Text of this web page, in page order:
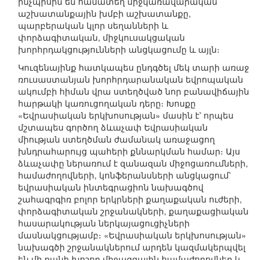
աշխատանքային խմբի աշխատանքը,
պարբերական կլոր սեղանների և
փորձագիտական, միջկուսակցական
խորհրդակցությունների անցկացումը և այլն։
Կուզենայինք հատկապես ընդգծել մեկ տարի առաջ
ռուսաստանյան խորհրդարանական եվրոպական
ակումբի հիման վրա ստեղծված նոր բանավիճային
հարթակի կառուցողական դերը։ Խոսքը
«Եվրասիական երկխոսության» մասին է՝ որպես
մշտապես գործող ձևաչափ Եվրասիական
միության ստեղծման ժամանակ առաջացող
խնդրահարույց պահերի քննարկման համար։ Այս
ձևաչափը ներառում է զանազան միջոցառումների,
համաժողովների, կոնֆերանսների անցկացում՝
եվրասիական ինտեգրացիոն նախագծով
շահագրգիռ բոլոր երկրների քաղաքական ուժերի,
փորձագիտական շրջանակների, քաղաքացիական
հասարակության ներկայացուցիչների
մասնակցությամբ։ «Եվրասիական երկխոսության»
նախագծի շրջանակներում արդեն կազմակերպվել